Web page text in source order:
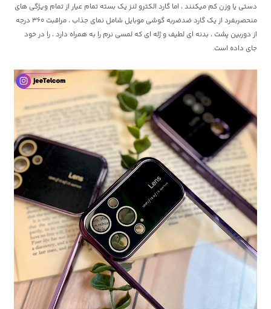
دستی یا وزن کم میکنند ، اما گارد الکترو لنز یک بسته تمام عیار از تمام ویژگی های
منحصربفرد از یک گارد ضدضربه گوشی موبایل شامل نمای جذاب ، مراقبت 360 درجه
از دوربین پشت ، بدنه ای لطیف و ژله ای که لمسی نرم را به همراه دارد ، را در خود
جای داده است.